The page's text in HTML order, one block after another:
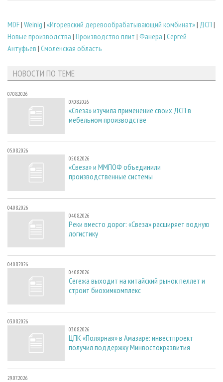
MDF| Weinig | «Игоревский деревообрабатывающий комбинат»| ДСП |
Новые производства | Производство плит | Фанера | Сергей
Антуфьев | Смоленская область
НОВОСТИ ПО ТЕМЕ
07.08.2026
07.08.2026
«Свеза» изучила применение своих ДСП в
мебельном производстве
05.08.2026
05.08.2026
«Свеза» и ММПОФ объединили
производственные системы
04.08.2026
04.08.2026
Реки вместо дорог: «Свеза» расширяет водную
логистику
04.08.2026
04.08.2026
Сегежа выходит на китайский рынок пеллет и
строит биохимкомплекс
03.08.2026
03.08.2026
ЦПК «Полярная» в Амазаре: инвестпроект
получил поддержку Минвостокразвития
29.07.2026